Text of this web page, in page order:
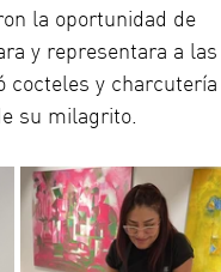
la oportunidad de
y representara a las
cocteles y charcutería
su milagrito.